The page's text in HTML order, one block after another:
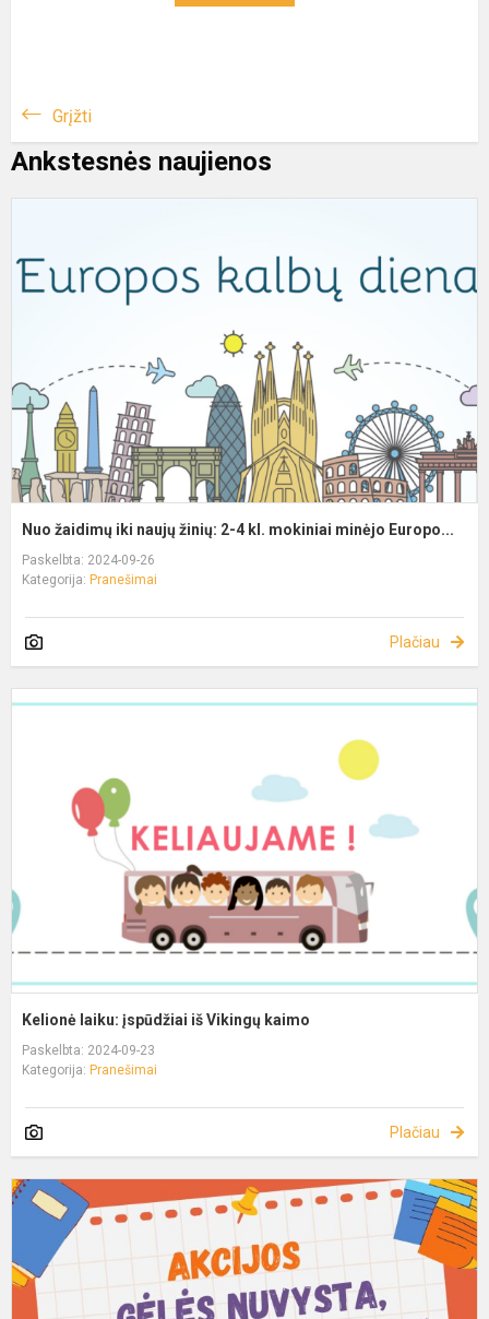
Grįžti
Ankstesnės naujienos
Nuo žaidimų iki naujų žinių: 2-4 kl. mokiniai minėjo Europo...
Paskelbta: 2024-09-26
Kategorija: Pranešimai
Plačiau
Kelionė laiku: įspūdžiai iš Vikingų kaimo
Paskelbta: 2024-09-23
Kategorija: Pranešimai
Plačiau